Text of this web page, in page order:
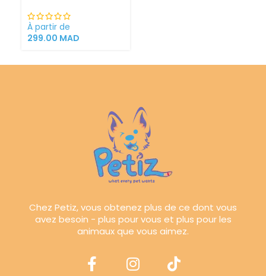
À partir de
299.00 MAD
Chez Petiz, vous obtenez plus de ce dont vous
avez besoin - plus pour vous et plus pour les
animaux que vous aimez.